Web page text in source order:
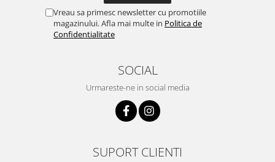
Vreau sa primesc newsletter cu promotiile
magazinului. Afla mai multe in Politica de
Confidentialitate
SOCIAL
Urmareste-ne in social media
SUPORT CLIENTI